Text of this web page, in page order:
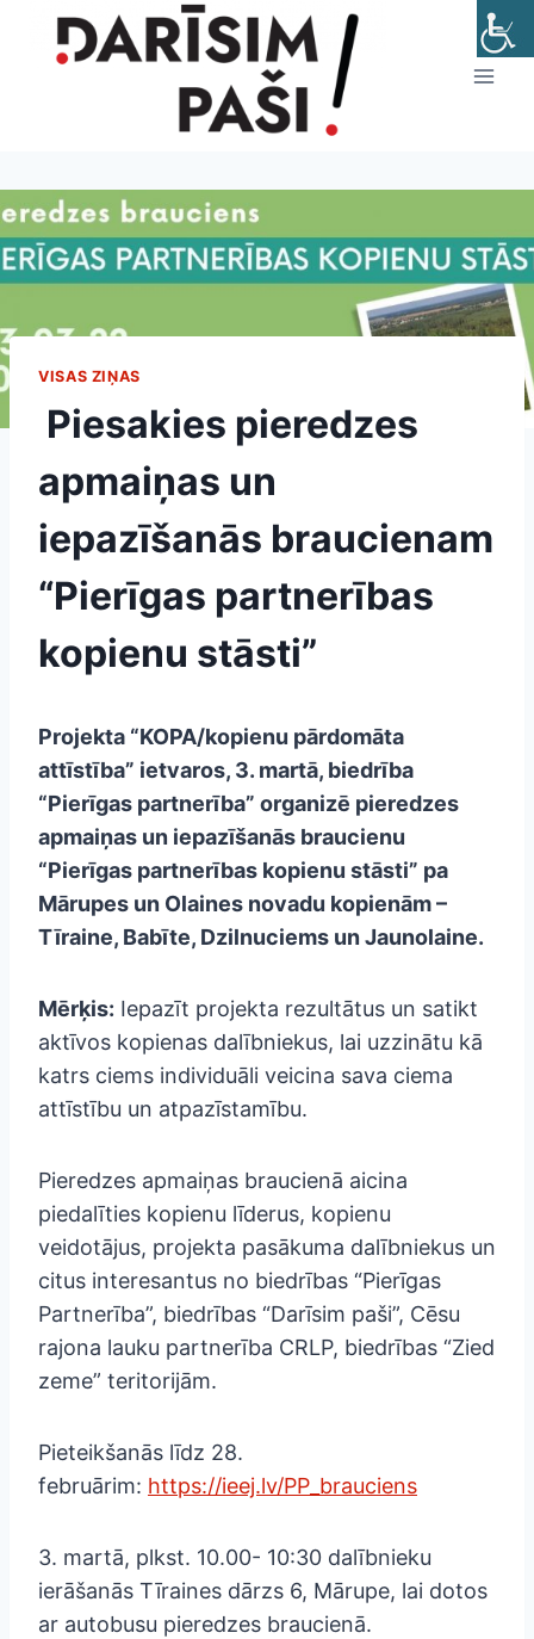
VISAS ZIŅAS
Piesakies pieredzes
apmaiņas un
iepazīšanās braucienam
“Pierīgas partnerības
kopienu stāsti”
Projekta “KOPA/kopienu pārdomāta
attīstība” ietvaros, 3. martā, biedrība
“Pierīgas partnerība” organizē pieredzes
apmaiņas un iepazīšanās braucienu
“Pierīgas partnerības kopienu stāsti” pa
Mārupes un Olaines novadu kopienām –
Tīraine, Babīte, Dzilnuciems un Jaunolaine.
Mērķis: Iepazīt projekta rezultātus un satikt
aktīvos kopienas dalībniekus, lai uzzinātu kā
katrs ciems individuāli veicina sava ciema
attīstību un atpazīstamību.
Pieredzes apmaiņas braucienā aicina
piedalīties kopienu līderus, kopienu
veidotājus, projekta pasākuma dalībniekus un
citus interesantus no biedrības “Pierīgas
Partnerība”, biedrības “Darīsim paši”, Cēsu
rajona lauku partnerība CRLP, biedrības “Zied
zeme” teritorijām.
Pieteikšanās līdz 28.
februārim: https://ieej.lv/PP_brauciens
3. martā, plkst. 10.00- 10:30 dalībnieku
ierāšanās Tīraines dārzs 6, Mārupe, lai dotos
ar autobusu pieredzes braucienā.